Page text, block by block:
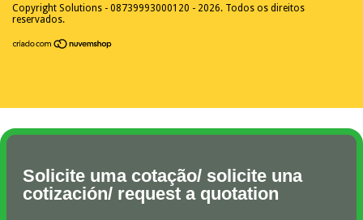
Copyright Solutions - 08739993000120 - 2026. Todos os direitos
reservados.
Solicite uma cotação/ solicite una
cotización/ request a quotation